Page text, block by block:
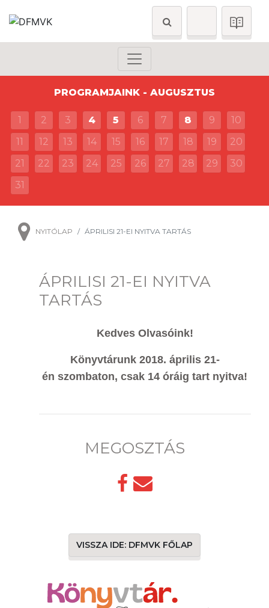
PROGRAMJAINK - AUGUSZTUS
1 2 3 4 5 6 7 8 9
10
11
12 13 14 15 16 17 18 19
20
21
22 23 24 25 26 27 28 29
30
31
NYITÓLAP ÁPRILISI 21-EI NYITVA TARTÁS
ÁPRILISI 21-EI NYITVA
TARTÁS
Kedves Olvasóink!
Könyvtárunk 2018. április 21-
én szombaton, csak 14 óráig tart nyitva!
MEGOSZTÁS
VISSZA IDE: DFMVK FŐLAP